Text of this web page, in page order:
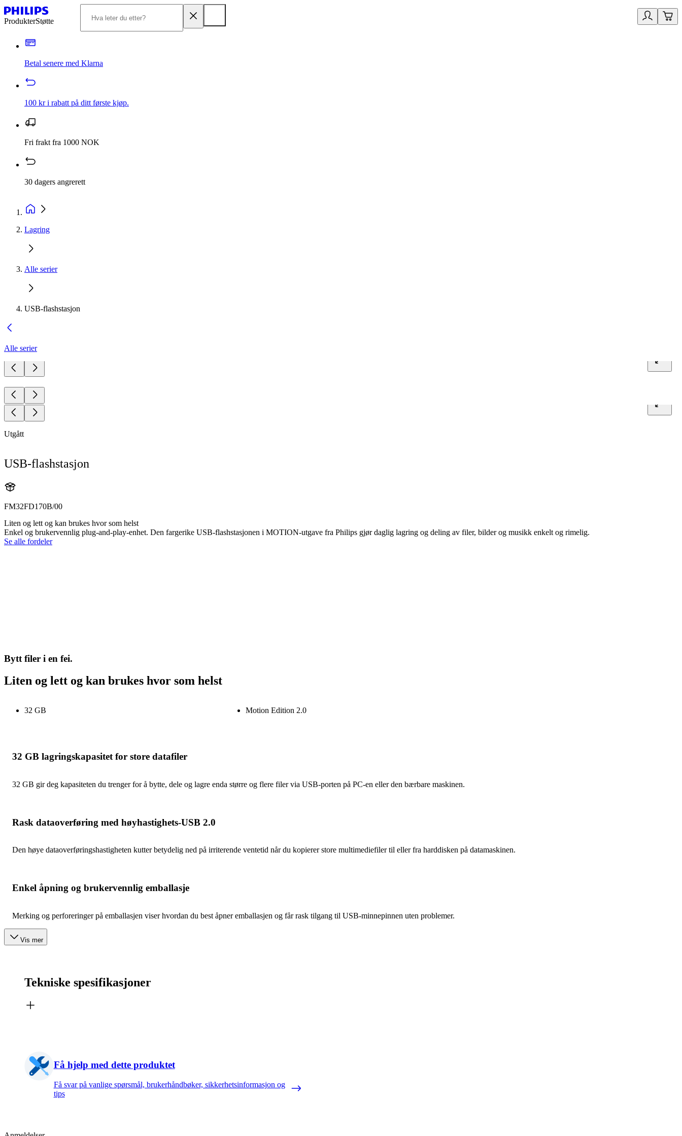
ProdukterStøtte
Betal senere med Klarna
100 kr i rabatt på ditt første kjøp.
Fri frakt fra 1000 NOK
30 dagers angrerett
Lagring
Alle serier
USB-flashstasjon
Alle serier
Utgått
USB-flashstasjon
FM32FD170B/00
Liten og lett og kan brukes hvor som helst
Enkel og brukervennlig plug-and-play-enhet. Den fargerike USB-flashstasjonen i MOTION-utgave fra Philips gjør daglig lagring og deling av filer, bilder og musikk enkelt og rimelig.
Se alle fordeler
Bytt filer i en fei.
Liten og lett og kan brukes hvor som helst
32 GB Motion Edition 2.0
32 GB lagringskapasitet for store datafiler
32 GB gir deg kapasiteten du trenger for å bytte, dele og lagre enda større og flere filer via USB-porten på PC-en eller den bærbare maskinen.
Rask dataoverføring med høyhastighets-USB 2.0
Den høye dataoverføringshastigheten kutter betydelig ned på irriterende ventetid når du kopierer store multimediefiler til eller fra harddisken på datamaskinen.
Enkel åpning og brukervennlig emballasje
Merking og perforeringer på emballasjen viser hvordan du best åpner emballasjen og får rask tilgang til USB-minnepinnen uten problemer.
Vis mer
Tekniske spesifikasjoner
Få hjelp med dette produktet
Få svar på vanlige spørsmål, brukerhåndbøker, sikkerhetsinformasjon og
tips